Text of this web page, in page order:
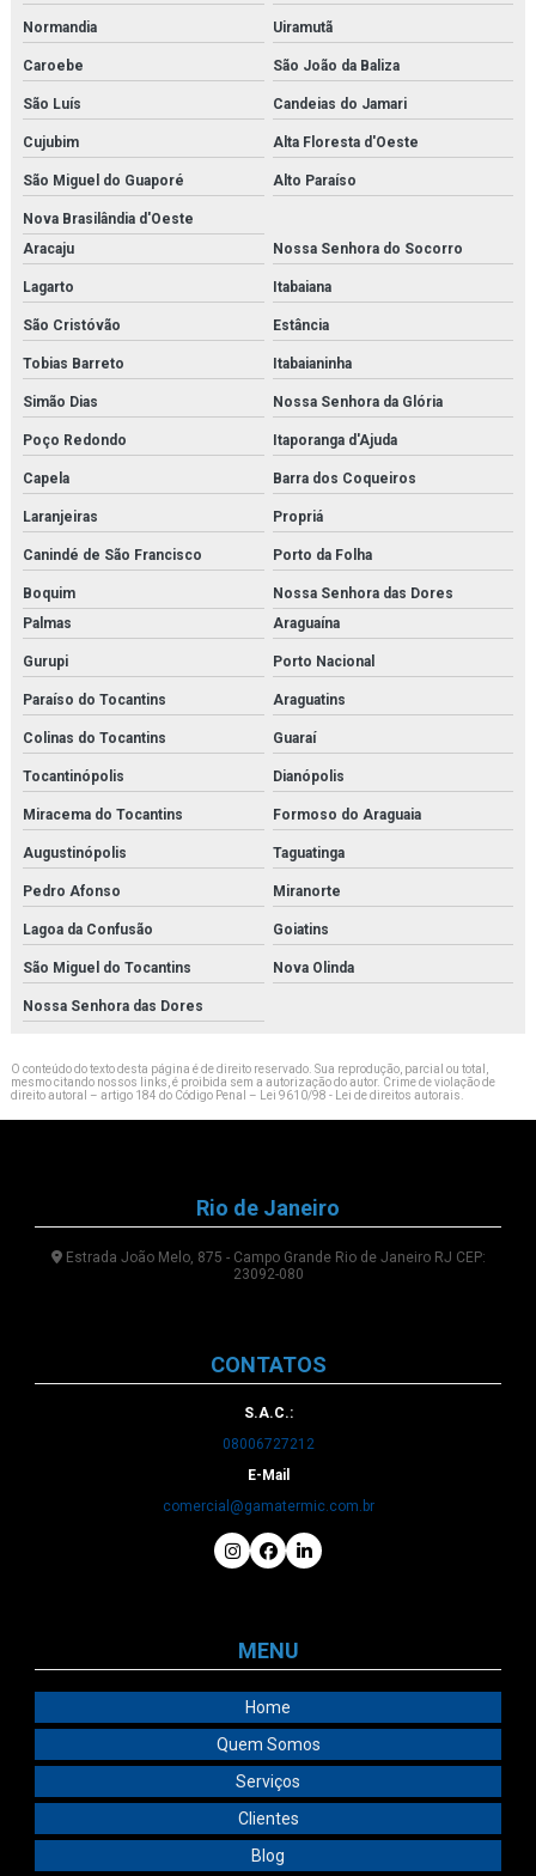
Normandia Uiramutã
Caroebe São João da Baliza
São Luís Candeias do Jamari
Cujubim Alta Floresta d'Oeste
São Miguel do Guaporé Alto Paraíso
Nova Brasilândia d'Oeste
Aracaju
Nossa Senhora do Socorro
Lagarto Itabaiana
São Cristóvão Estância
Tobias Barreto Itabaianinha
Simão Dias Nossa Senhora da Glória
Poço Redondo Itaporanga d'Ajuda
Capela Barra dos Coqueiros
Laranjeiras Propriá
Canindé de São Francisco Porto da Folha
Boquim
Nossa Senhora das Dores
Palmas
Araguaína
Gurupi Porto Nacional
Paraíso do Tocantins Araguatins
Colinas do Tocantins Guaraí
Tocantinópolis Dianópolis
Miracema do Tocantins Formoso do Araguaia
Augustinópolis Taguatinga
Pedro Afonso Miranorte
Lagoa da Confusão Goiatins
São Miguel do Tocantins Nova Olinda
Nossa Senhora das Dores
O conteúdo do texto desta página é de direito reservado. Sua reprodução, parcial ou total,
mesmo citando nossos links, é proibida sem a autorização do autor. Crime de violação de
direito autoral – artigo 184 do Código Penal –
Lei 9610/98 - Lei de direitos autorais
Rio de Janeiro
Estrada João Melo, 875 - Campo Grande Rio de Janeiro RJ CEP:
23092-080
CONTATOS
S.A.C.:
08006727212
E-Mail
comercial@gamatermic.com.br
MENU
Home
Quem Somos
Serviços
Clientes
Blog